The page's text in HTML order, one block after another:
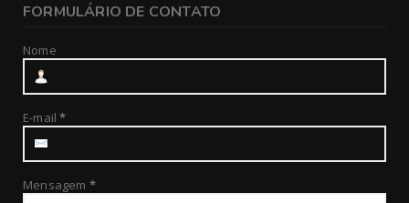
FORMULÁRIO DE CONTATO
Nome
E-mail*
Mensagem *